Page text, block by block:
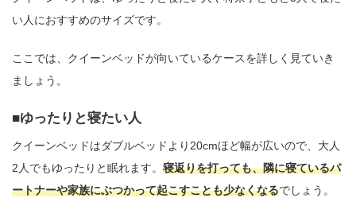
い人におすすめのサイズです。
ここでは、クイーンベッドが向いているケースを詳しく見ていき
ましょう。
ゆったりと寝たい人
クイーンベッドはダブルベッドより20cmほど幅が広いので、大人
2人でもゆったりと眠れます。 寝返りを打っても、隣に寝ているパ
ートナーや家族にぶつかって起こすことも少なくなるでしょう。